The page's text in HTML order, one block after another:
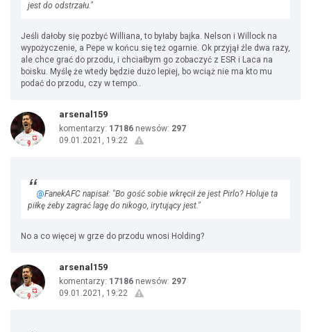
jest do odstrzału."
Jeśli dałoby się pozbyć Williana, to byłaby bajka. Nelson i Willock na
wypożyczenie, a Pepe w końcu się też ogarnie. Ok przyjął źle dwa razy,
ale chce grać do przodu, i chciałbym go zobaczyć z ESR i Laca na
boisku. Myślę że wtedy będzie dużo lepiej, bo wciąż nie ma kto mu
podać do przodu, czy w tempo..
arsenal159
komentarzy: 17186 newsów: 297
09.01.2021, 19:22
@FanekAFC napisał: "Bo gość sobie wkręcił że jest Pirlo? Holuje ta
piłkę żeby zagrać lagę do nikogo, irytujący jest."
No a co więcej w grze do przodu wnosi Holding?
arsenal159
komentarzy: 17186 newsów: 297
09.01.2021, 19:22